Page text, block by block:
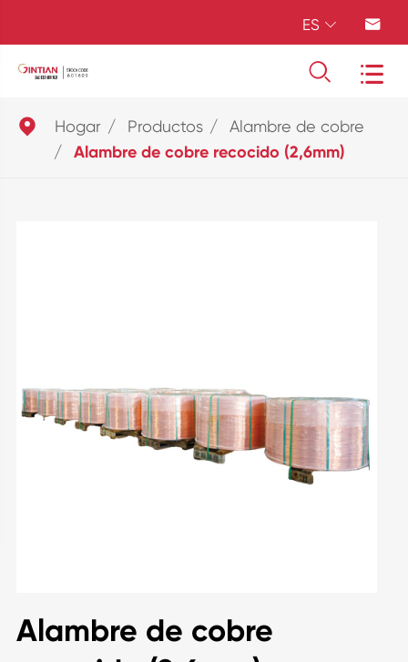
ES  
 
 Hogar Productos Alambre de cobre
Alambre de cobre recocido (2,6mm)
Alambre de cobre